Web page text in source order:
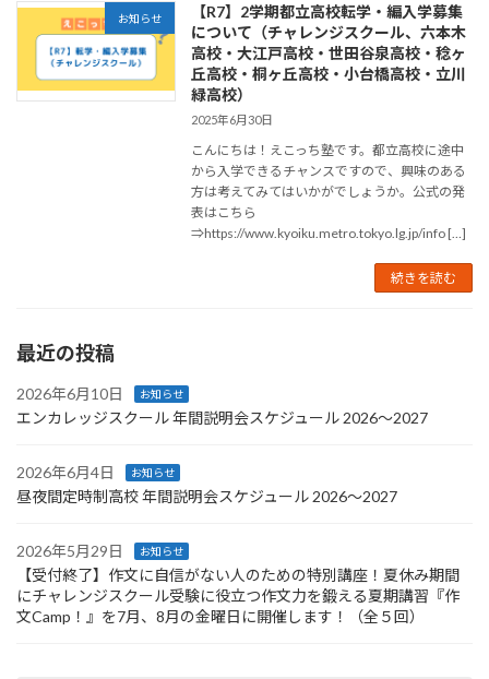
お知らせ
【R7】2学期都立高校転学・編入学募集
について（チャレンジスクール、六本木
高校・大江戸高校・世田谷泉高校・稔ヶ
丘高校・桐ヶ丘高校・小台橋高校・立川
緑高校）
2025年6月30日
こんにちは！えこっち塾です。都立高校に途中
から入学できるチャンスですので、興味のある
方は考えてみてはいかがでしょうか。公式の発
表はこちら
⇒https://www.kyoiku.metro.tokyo.lg.jp/info […]
続きを読む
最近の投稿
2026年6月10日 お知らせ
エンカレッジスクール 年間説明会スケジュール 2026〜2027
2026年6月4日 お知らせ
昼夜間定時制高校 年間説明会スケジュール 2026〜2027
2026年5月29日 お知らせ
【受付終了】作文に自信がない人のための特別講座！夏休み期間
にチャレンジスクール受験に役立つ作文力を鍛える夏期講習『作
文Camp！』を7月、8月の金曜日に開催します！（全５回）